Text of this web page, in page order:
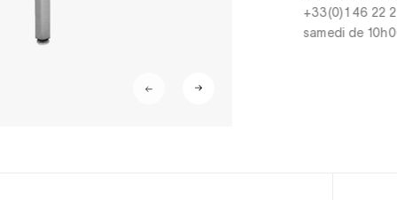
+33(0)1 46 22
samedi de